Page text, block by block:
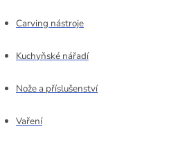
Carving nástroje
Kuchyňské nářadí
Nože a příslušenství
Vaření